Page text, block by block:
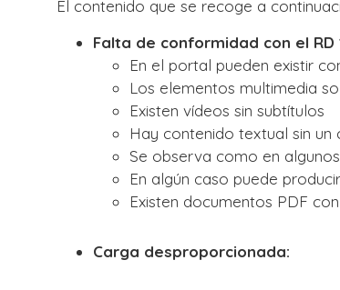
El contenido que se recoge a
Falta de conformidad con el RD
En el portal pueden existir
Los elementos multimedia
Existen vídeos sin subtítulos
Hay contenido textual sin un
Se observa como en
En algún caso puede
Existen documentos PDF
Carga desproporcionada: